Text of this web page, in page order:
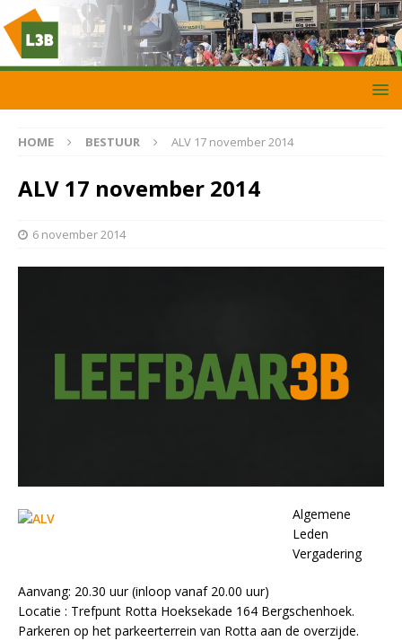
HOME BESTUUR ALV 17 november 2014
ALV 17 november 2014
6 november 2014
Algemene
Leden
Vergadering
Aanvang: 20.30 uur (inloop vanaf 20.00 uur)
Locatie : Trefpunt Rotta Hoeksekade 164 Bergschenhoek.
Parkeren op het parkeerterrein van Rotta aan de overzijde.